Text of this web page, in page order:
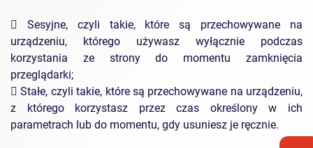
 Sesyjne, czyli takie, które są przechowywane na
urządzeniu, którego używasz wyłącznie podczas
korzystania ze strony do momentu zamknięcia
przeglądarki;
 Stałe, czyli takie, które są przechowywane na urządzeniu,
z którego korzystasz przez czas określony w ich
parametrach lub do momentu, gdy usuniesz je ręcznie.